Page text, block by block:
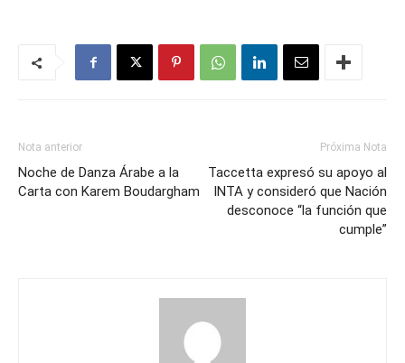
Nota anterior
Noche de Danza Árabe a la
Carta con Karem Boudargham
Próxima Nota
Taccetta expresó su apoyo al
INTA y consideró que Nación
desconoce “la función que
cumple”